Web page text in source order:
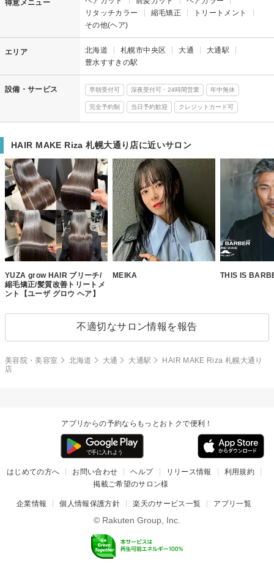
得意メニュー
リタッチカラー
縮毛矯正
トリートメント
その他(ヘア)
エリア 北海道 札幌市中央区 大通
大通駅
豊水すすきの駅
設備・サービス 早朝受付可 深夜受付可・24時間営業 年中無休
完全予約制 当日予約歓迎 クレジットカード可
HAIR MAKE Riza 札幌大通り店に近いサロン
YUZA grow HAIR ブリーチ/
縮毛矯正/髪質改善トリートメ
ント【ユーザ グロウ ヘア】
MEIKA THIS IS
不適切なサロン情報を報告
美容院・美容室 北海道 大通 大通駅
HAIR MAKE Riza 札幌大通り
店
アプリからの予約ならもっとおトクで便利！
はじめての方へ お問い合わせ ヘルプ リリース情報
利用規約
掲載ご希望のサロン様
企業情報 個人情報保護方針 楽天のサービス一覧 アプリ一覧
© Rakuten Group, Inc.